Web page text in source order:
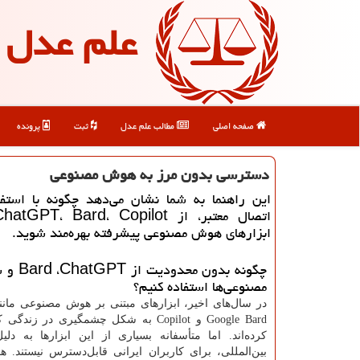
علم عدل
صفحه اصلی مطالب علم عدل ثبت پرونده
دسترسی بدون مرز به هوش مصنوعی
این راهنما به شما نشان می‌دهد چگونه با
ابزارهای هوش مصنوعی پیشرفته بهره‌مند شوید.
چگونه بدون محدودیت ازChatGPT، Bard و
مصنوعی‌ها استفاده کنیم؟
در سال‌های اخیر، ابزارهای مبتنی بر هوش مصنوعی
Google Bardو Copilotبه شکل چشمگیری در زندگی
کرده‌اند. اما متأسفانه بسیاری از این ابزارها به
بین‌المللی، برای کاربران ایرانی قابل‌دسترس